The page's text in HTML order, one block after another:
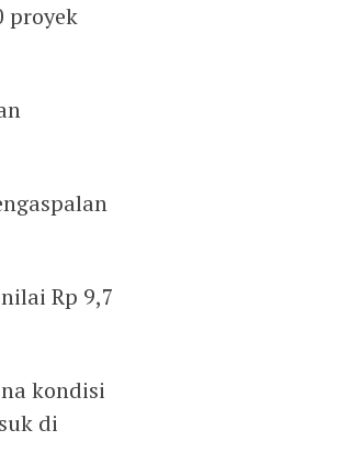
proyek
Rp 9,7
kondisi
di